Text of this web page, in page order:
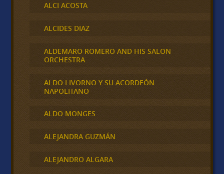
ALCI ACOSTA
ALCIDES DIAZ
ALDEMARO ROMERO AND HIS SALON
ORCHESTRA
ALDO LIVORNO Y SU ACORDEÓN
NAPOLITANO
ALDO MONGES
ALEJANDRA GUZMÁN
ALEJANDRO ALGARA